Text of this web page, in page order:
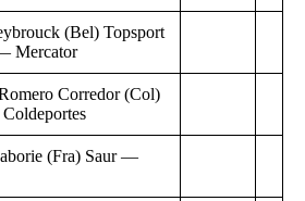
(Bel) Topsport
Mercator
Corredor (Col)
(Fra) Saur —